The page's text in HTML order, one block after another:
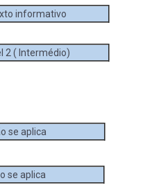
informativo
2 ( Intermédio)
se aplica
se aplica